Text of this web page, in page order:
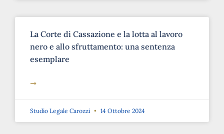
La Corte di Cassazione e la lotta al lavoro
nero e allo sfruttamento: una sentenza
esemplare
➞
Studio Legale Carozzi 14 Ottobre 2024